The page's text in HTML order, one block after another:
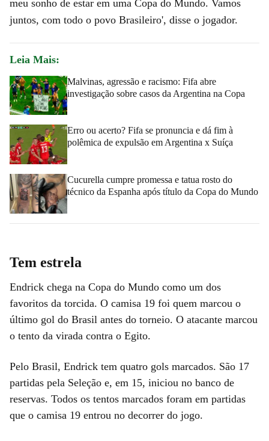
meu sonho de estar em uma Copa do Mundo. Vamos
juntos, com todo o povo Brasileiro', disse o jogador.
Leia Mais:
Malvinas, agressão e racismo: Fifa abre
investigação sobre casos da Argentina na Copa
Erro ou acerto? Fifa se pronuncia e dá fim à
polêmica de expulsão em Argentina x Suíça
Cucurella cumpre promessa e tatua rosto do
técnico da Espanha após título da Copa do Mundo
Tem estrela
Endrick chega na Copa do Mundo como um dos
favoritos da torcida. O camisa 19 foi quem marcou o
último gol do Brasil antes do torneio. O atacante marcou
o tento da virada contra o Egito.
Pelo Brasil, Endrick tem quatro gols marcados. São 17
partidas pela Seleção e, em 15, iniciou no banco de
reservas. Todos os tentos marcados foram em partidas
que o camisa 19 entrou no decorrer do jogo.